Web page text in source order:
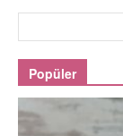
Popüler